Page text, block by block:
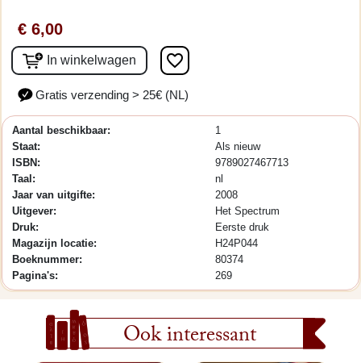
€ 6,00
In winkelwagen favorite_border
Gratis verzending > 25€ (NL)
Aantal beschikbaar:
1
Staat:
Als nieuw
ISBN:
9789027467713
Taal:
nl
Jaar van uitgifte:
2008
Uitgever:
Het Spectrum
Druk:
Eerste druk
Magazijn locatie:
H24P044
Boeknummer:
80374
Pagina's:
269
Ook interessant